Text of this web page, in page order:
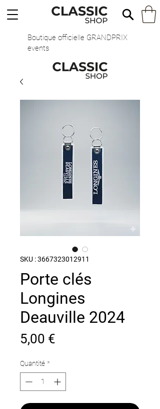
Boutique officielle GRANDPRIX
events
SKU : 3667323012911
Porte clés
Longines
Deauville 2024
5,00 €
Quantité *